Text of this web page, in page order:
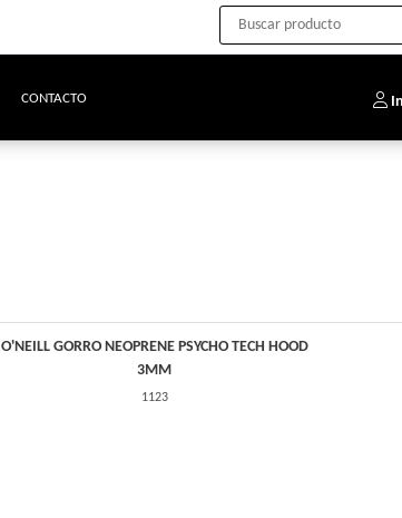
CONTACTO
O'NEILL GORRO NEOPRENE PSYCHO TECH HOOD
3MM
1123